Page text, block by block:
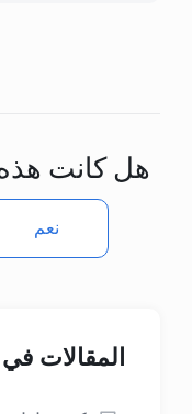
هل كانت هذه
نعم
المقالات